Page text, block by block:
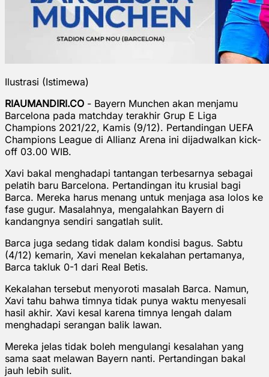
Ilustrasi (Istimewa)
RIAUMANDIRI.CO - Bayern Munchen akan menjamu
Barcelona pada matchday terakhir Grup E Liga
Champions 2021/22, Kamis (9/12). Pertandingan UEFA
Champions League di Allianz Arena ini dijadwalkan kick-
off 03.00 WIB.
Xavi bakal menghadapi tantangan terbesarnya sebagai
pelatih baru Barcelona. Pertandingan itu krusial bagi
Barca. Mereka harus menang untuk menjaga asa lolos ke
fase gugur. Masalahnya, mengalahkan Bayern di
kandangnya sendiri sangatlah sulit.
Barca juga sedang tidak dalam kondisi bagus. Sabtu
(4/12) kemarin, Xavi menelan kekalahan pertamanya,
Barca takluk 0-1 dari Real Betis.
Kekalahan tersebut menyoroti masalah Barca. Namun,
Xavi tahu bahwa timnya tidak punya waktu menyesali
hasil akhir. Xavi kesal karena timnya lengah dalam
menghadapi serangan balik lawan.
Mereka jelas tidak boleh mengulangi kesalahan yang
sama saat melawan Bayern nanti. Pertandingan bakal
jauh lebih sulit.